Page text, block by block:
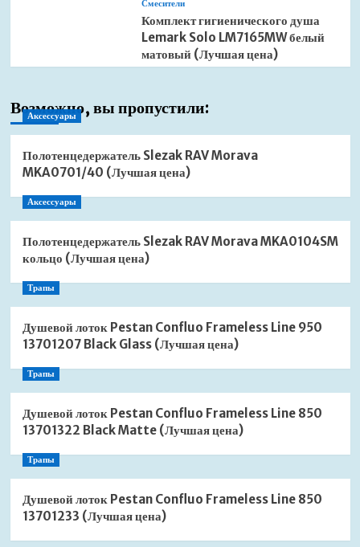
Смесители
Комплект гигиенического душа
Lemark Solo LM7165MW белый
матовый (Лучшая цена)
Возможно, вы пропустили:
Аксессуары
Полотенцедержатель Slezak RAV Morava
MKA0701/40 (Лучшая цена)
Аксессуары
Полотенцедержатель Slezak RAV Morava MKA0104SM
кольцо (Лучшая цена)
Трапы
Душевой лоток Pestan Confluo Frameless Line 950
13701207 Black Glass (Лучшая цена)
Трапы
Душевой лоток Pestan Confluo Frameless Line 850
13701322 Black Matte (Лучшая цена)
Трапы
Душевой лоток Pestan Confluo Frameless Line 850
13701233 (Лучшая цена)